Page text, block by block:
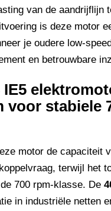
van de aandrijflijn
is deze motor
je oudere low-
en betrouwbare
IE5
voor stabiele
motor de capaciteit
terwijl het
700 rpm-klasse. De
in industriële netten